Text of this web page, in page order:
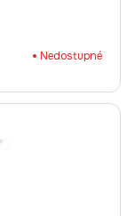
Nedostupné